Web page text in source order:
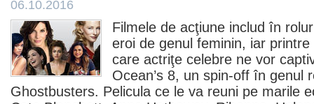
06.10.2016
Filmele de acţiune includ în
eroi de genul feminin, iar
care actriţe celebre ne vor
Ocean’s 8, un spin-off în genul
Ghostbusters. Pelicula ce le va reuni pe marile